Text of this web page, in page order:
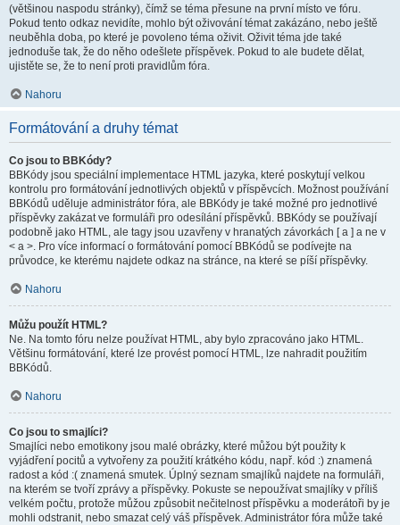
(většinou naspodu stránky), čímž se téma přesune na první místo ve fóru.
Pokud tento odkaz nevidíte, mohlo být oživování témat zakázáno, nebo ještě
neuběhla doba, po které je povoleno téma oživit. Oživit téma jde také
jednoduše tak, že do něho odešlete příspěvek. Pokud to ale budete dělat,
ujistěte se, že to není proti pravidlům fóra.
Nahoru
Formátování a druhy témat
Co jsou to BBKódy?
BBKódy jsou speciální implementace HTML jazyka, které poskytují velkou
kontrolu pro formátování jednotlivých objektů v příspěvcích. Možnost používání
BBKódů uděluje administrátor fóra, ale BBKódy je také možné pro jednotlivé
příspěvky zakázat ve formuláři pro odesílání příspěvků. BBKódy se používají
podobně jako HTML, ale tagy jsou uzavřeny v hranatých závorkách [ a ] a ne v
< a >. Pro více informací o formátování pomocí BBKódů se podívejte na
průvodce, ke kterému najdete odkaz na stránce, na které se píší příspěvky.
Nahoru
Můžu použít HTML?
Ne. Na tomto fóru nelze používat HTML, aby bylo zpracováno jako HTML.
Většinu formátování, které lze provést pomocí HTML, lze nahradit použitím
BBKódů.
Nahoru
Co jsou to smajlíci?
Smajlíci nebo emotikony jsou malé obrázky, které můžou být použity k
vyjádření pocitů a vytvořeny za použití krátkého kódu, např. kód :) znamená
radost a kód :( znamená smutek. Úplný seznam smajlíků najdete na formuláři,
na kterém se tvoří zprávy a příspěvky. Pokuste se nepoužívat smajlíky v příliš
velkém počtu, protože můžou způsobit nečitelnost příspěvku a moderátoři by je
mohli odstranit, nebo smazat celý váš příspěvek. Administrátor fóra může také